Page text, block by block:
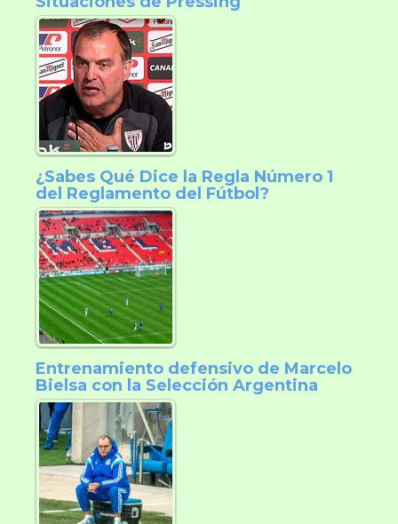
¿Sabes Qué Dice la Regla Número 1
del Reglamento del Fútbol?
Entrenamiento defensivo de Marcelo
Bielsa con la Selección Argentina